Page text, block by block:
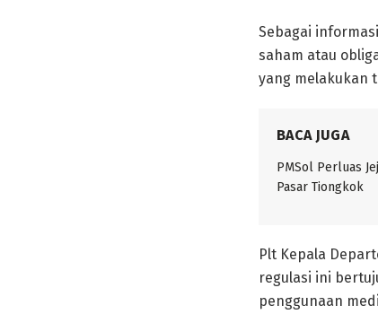
Sebagai
saham atau
yang melakukan
BACA JUGA
PMSol Perluas
Pasar Tiongkok
Plt Kepala
regulasi ini
penggunaan